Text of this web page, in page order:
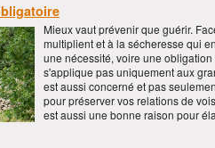
Mieux vaut prévenir que guérir.
multiplient et à la sécheresse qui
une nécessité, voire une
s'applique pas uniquement aux
est aussi concerné et pas
pour préserver vos relations de
est aussi une bonne raison pour